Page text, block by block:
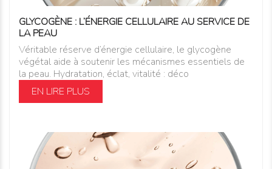
GLYCOGÈNE : L’ÉNERGIE CELLULAIRE AU SERVICE DE
LA PEAU
Véritable réserve d’énergie cellulaire, le glycogène
végétal aide à soutenir les mécanismes essentiels de
la peau. Hydratation, éclat, vitalité : déco
EN LIRE PLUS